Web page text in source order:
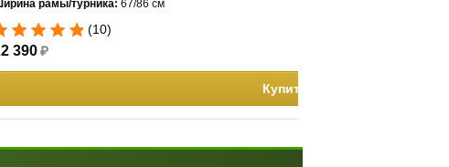
рамы/турника: 67/86 см
(10)
390₽
Купить